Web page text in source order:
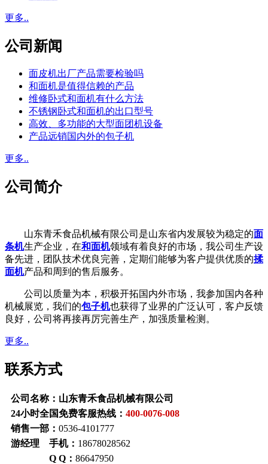
更多..
公司新闻
面皮机出厂产品需要检验吗
和面机是值得信赖的产品
维修卧式和面机有什么方法
不锈钢卧式和面机的出口型号
高效、多功能的大型面团机设备
产品远销国内外的包子机
更多..
公司简介
山东青禾食品机械有限公司是山东省内发展较为稳定的面
条机生产企业，在和面机领域有着良好的市场，我公司生产设
备先进，团队技术优良完善，定期们能够为客户提供优质的揉
面机产品和周到的售后服务。
公司以质量为本，积极开拓国内外市场，我参加国内各种
机械展览，我们的包子机也获得了业界的广泛认可，客户反馈
良好，公司将再接再厉完善生产，加强质量检测。
更多..
联系方式
公司名称：山东青禾食品机械有限公司
24小时全国免费客服热线： 400-0076-008
销售一部： 0536-4101777
游经理 手机： 18678028562
Q Q： 86647950